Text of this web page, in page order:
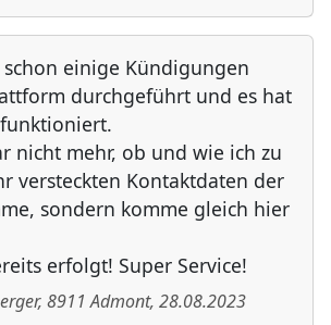
einige Kündigungen
durchgeführt und es hat
nicht mehr, ob und wie ich zu
versteckten Kontaktdaten der
sondern komme gleich hier
erfolgt! Super Service!
, 8911 Admont, 28.08.2023